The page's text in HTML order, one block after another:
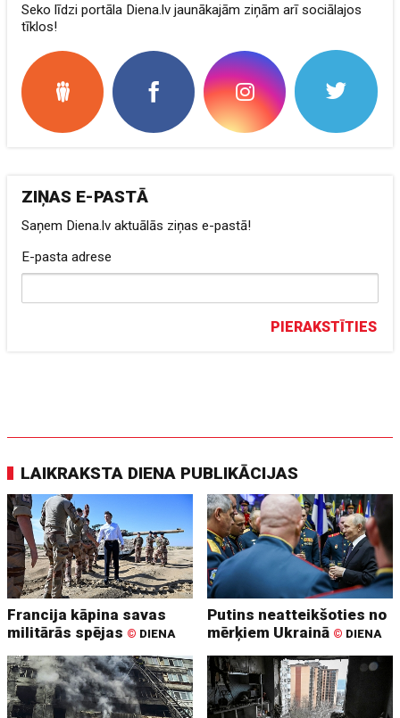
Seko līdzi portāla Diena.lv jaunākajām ziņām arī sociālajos
tīklos!
ZIŅAS E-PASTĀ
Saņem Diena.lv aktuālās ziņas e-pastā!
E-pasta adrese
PIERAKSTĪTIES
LAIKRAKSTA DIENA PUBLIKĀCIJAS
Francija kāpina savas
militārās spējas © DIENA
Putins neatteikšoties no
mērķiem Ukrainā © DIENA